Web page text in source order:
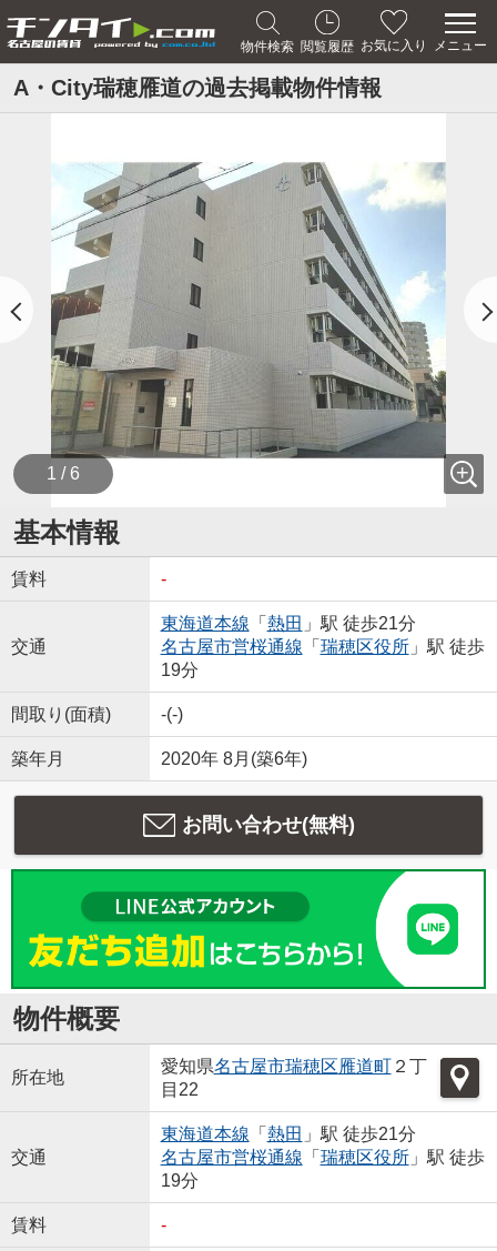
物件検索 閲覧履歴 お気に入り メニュー
A・City瑞穂雁道の過去掲載物件情報
1 / 6
基本情報
賃料 -
交通
東海道本線 「 熱田 」駅 徒歩21分
名古屋市営桜通線 「 瑞穂区役所」駅 徒歩
19分
間取り(面積) -(-)
築年月 2020年 8月(築6年)
お問い合わせ(無料)
物件概要
所在地
愛知県名古屋市瑞穂区雁道町２丁
目22
交通
東海道本線 「 熱田 」駅 徒歩21分
名古屋市営桜通線 「 瑞穂区役所」駅 徒歩
19分
賃料 -